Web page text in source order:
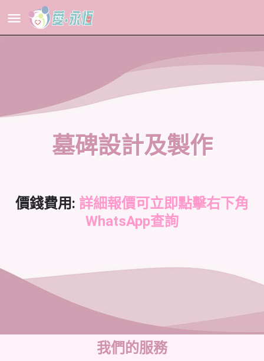
墓碑設計及製作
價錢費用: 詳細報價可立即點擊右下角
WhatsApp查詢
我們的服務